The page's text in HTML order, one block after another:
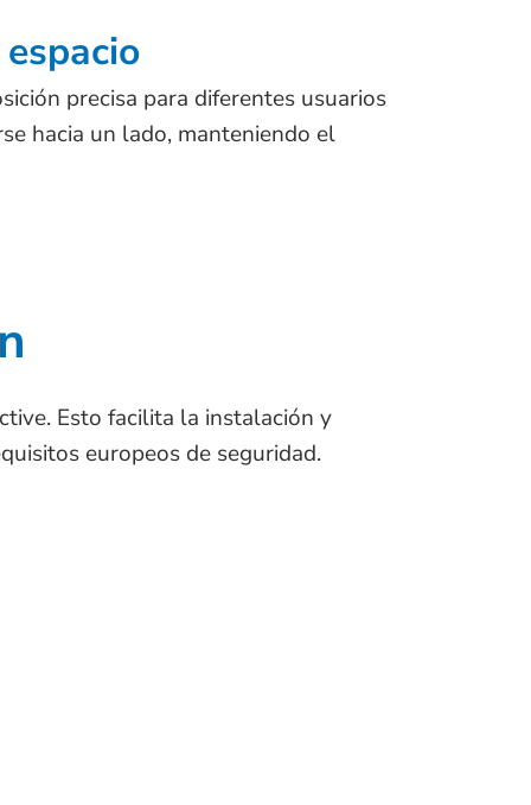
precisa para diferentes usuarios
hacia un lado, manteniendo el
Esto facilita la instalación y
europeos de seguridad.